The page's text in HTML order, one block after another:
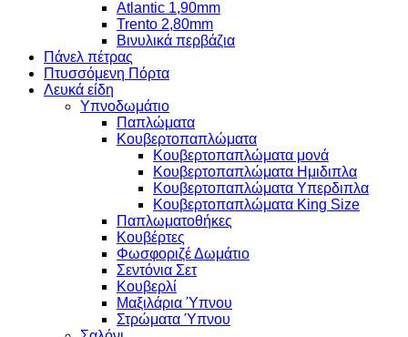
Atlantic 1,90mm
Trento 2,80mm
Βινυλικά περβάζια
Πάνελ πέτρας
Πτυσσόμενη Πόρτα
Λευκά είδη
Υπνοδωμάτιο
Παπλώματα
Κουβερτοπαπλώματα
Κουβερτοπαπλώματα μονά
Κουβερτοπαπλώματα Ημιδιπλα
Κουβερτοπαπλώματα Υπερδιπλα
Κουβερτοπαπλώματα King Size
Παπλωματοθήκες
Κουβέρτες
Φωσφοριζέ Δωμάτιο
Σεντόνια Σετ
Κουβερλί
Μαξιλάρια Ύπνου
Στρώματα Ύπνου